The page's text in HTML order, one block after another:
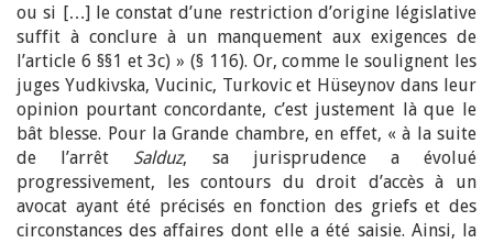
ou si […] le constat d’une restriction d’origine législative
suffit à conclure à un manquement aux exigences de
l’article 6 §§1 et 3c) » (§ 116). Or, comme le soulignent les
juges Yudkivska, Vucinic, Turkovic et Hüseynov dans leur
opinion pourtant concordante, c’est justement là que le
bât blesse. Pour la Grande chambre, en effet, « à la suite
de l’arrêt Salduz, sa jurisprudence a évolué
progressivement, les contours du droit d’accès à un
avocat ayant été précisés en fonction des griefs et des
circonstances des affaires dont elle a été saisie. Ainsi, la